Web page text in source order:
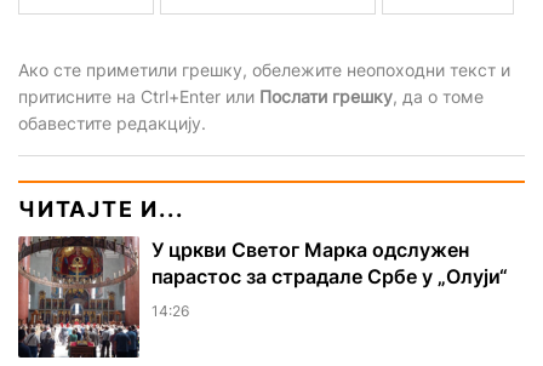
Ако сте приметили грешку, обележите неопоходни текст и
притисните на Ctrl+Enter или Послати грешку, да о томе
обавестите редакцију.
ЧИТАЈТЕ И...
У цркви Светог Марка одслужен
парастос за страдале Србе у „Олуји“
14:26